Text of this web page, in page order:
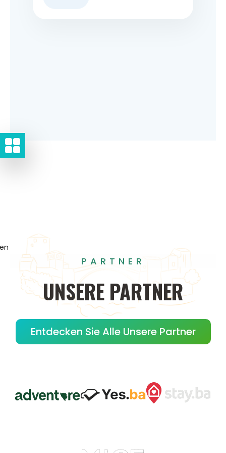
PARTNER
UNSERE PARTNER
Entdecken Sie Alle Unsere Partner